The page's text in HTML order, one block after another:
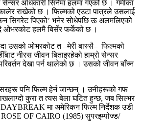
सेन्सर अधिकारी सिनेमा हलमा गएको छ । गर्मीका
राखेको छ । फिल्मको एउटा पात्रले उसलाई
सिगरेट पिएको’ भनेर सोधेपछि ऊ अलमलिएको
हलमै बिर्सेर फर्केको छ ।
उसको ओभरकोट त –मेरी बास्सै– फिल्मको
नीरस जीवन बिताइरहेको हाम्रो सेन्सर
देखा पर्न थालेको छ । उसको जीवन बाँच्न
पनि फिल्म हेर्न जान्छन् । उनीहरूको गफ
कुरा त त्यस बेला घटित हुन्छ, जब सिल्भर
मा अमेरिकन फिल्म निर्देशक उडी
OF CAIRO (1985) सुपरइम्पोज्ड/